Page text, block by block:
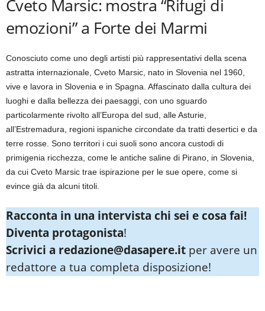
Cveto Marsic: mostra “Rifugi di
emozioni” a Forte dei Marmi
Conosciuto come uno degli artisti più rappresentativi della scena
astratta internazionale, Cveto Marsic, nato in Slovenia nel 1960,
vive e lavora in Slovenia e in Spagna. Affascinato dalla cultura dei
luoghi e dalla bellezza dei paesaggi, con uno sguardo
particolarmente rivolto all’Europa del sud, alle Asturie,
all’Estremadura, regioni ispaniche circondate da tratti desertici e da
terre rosse. Sono territori i cui suoli sono ancora custodi di
primigenia ricchezza, come le antiche saline di Pirano, in Slovenia,
da cui Cveto Marsic trae ispirazione per le sue opere, come si
evince già da alcuni titoli.
Racconta in una intervista chi sei e cosa fai!
Diventa protagonista!
Scrivici a redazione@dasapere.it per avere un
redattore a tua completa disposizione!